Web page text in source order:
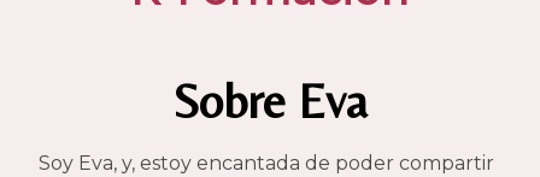
Sobre Eva
Soy Eva, y, estoy encantada de poder compartir